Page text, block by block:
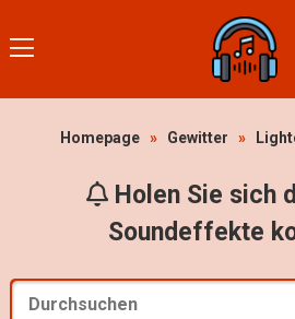
Homepage » Gewitter »
Holen Sie sich
Soundeffekte